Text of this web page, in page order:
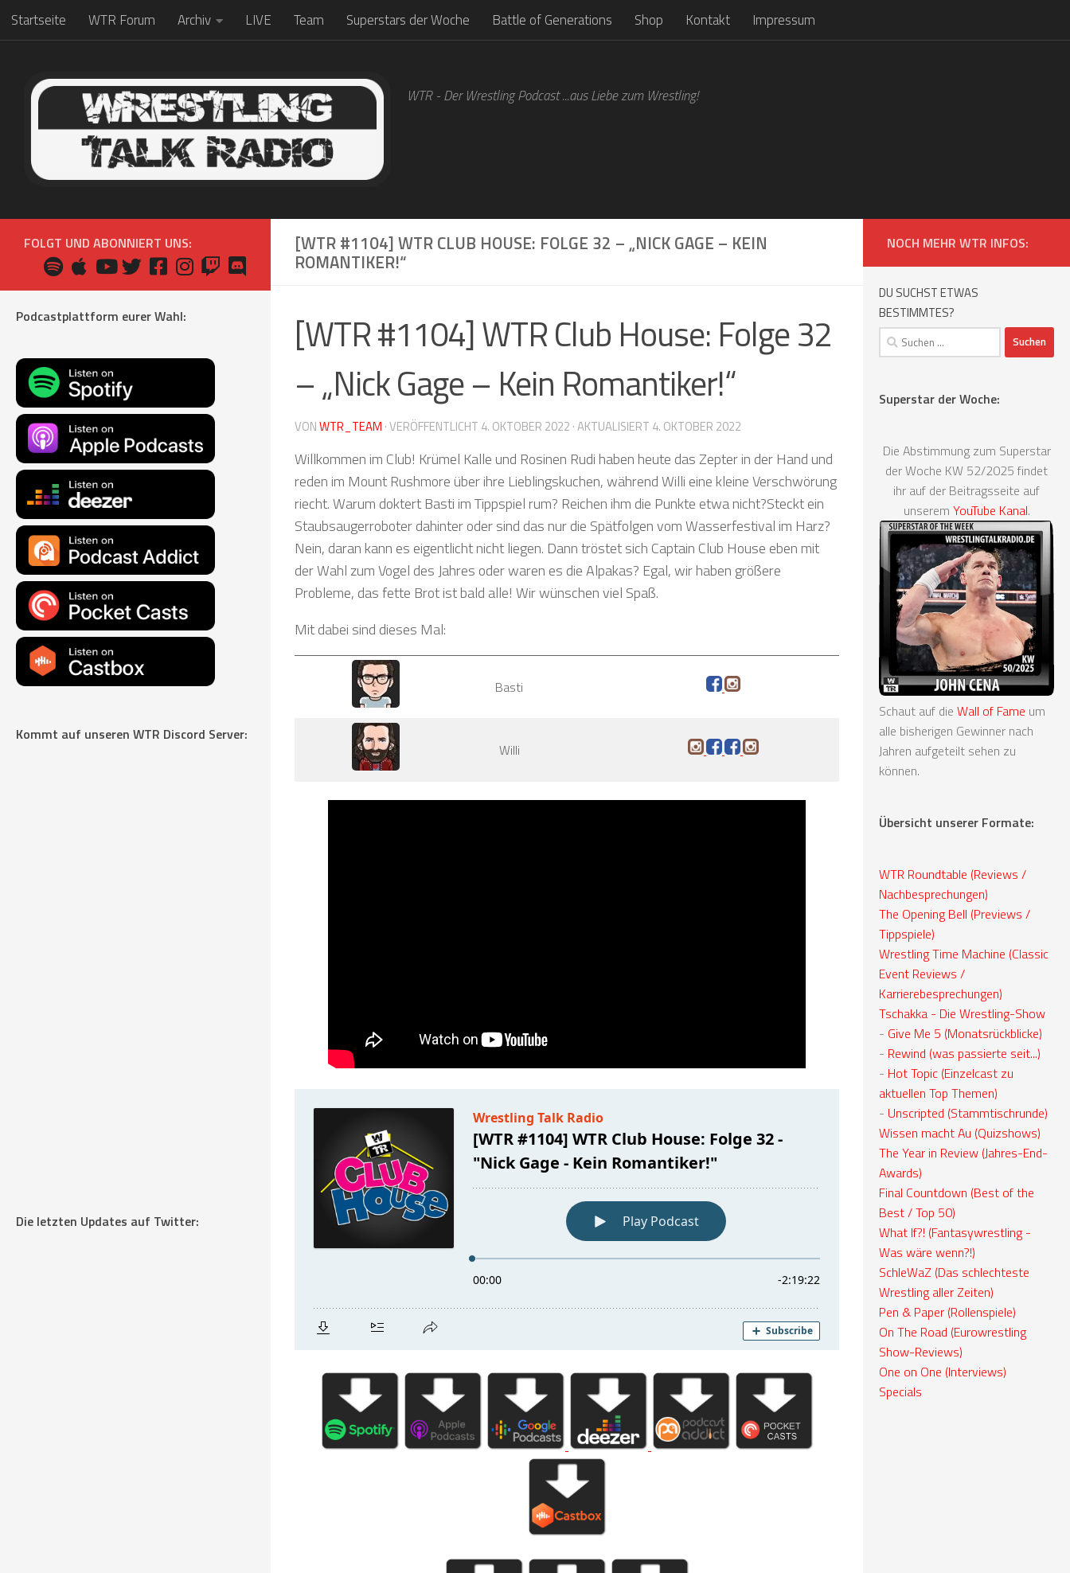
Zum Inhalt springen
Startseite WTR Forum Archiv LIVE Team Superstars der Woche Battle of Generations Shop Kontakt Impressum
WTR - Der Wrestling Podcast ...aus Liebe zum Wrestling!
[WTR #1104] WTR CLUB HOUSE: FOLGE 32 – „NICK GAGE – KEIN
ROMANTIKER!“
[WTR #1104] WTR Club House: Folge 32
– „Nick Gage – Kein Romantiker!“
VONWTR_TEAM · VERÖFFENTLICHT 4. OKTOBER 2022 · AKTUALISIERT 4. OKTOBER 2022
Willkommen im Club! Krümel Kalle und Rosinen Rudi haben heute das Zepter in der Hand und
reden im Mount Rushmore über ihre Lieblingskuchen, während Willi eine kleine Verschwörung
riecht. Warum doktert Basti im Tippspiel rum? Reichen ihm die Punkte etwa nicht?Steckt ein
Staubsaugerroboter dahinter oder sind das nur die Spätfolgen vom Wasserfestival im Harz?
Nein, daran kann es eigentlicht nicht liegen. Dann tröstet sich Captain Club House eben mit
der Wahl zum Vogel des Jahres oder waren es die Alpakas? Egal, wir haben größere
Probleme, das fette Brot ist bald alle! Wir wünschen viel Spaß.
Mit dabei sind dieses Mal:
Basti
Willi
FOLGT UND ABONNIERT UNS:
Podcastplattform eurer Wahl:
Kommt auf unseren WTR Discord Server:
Die letzten Updates auf Twitter:
NOCH MEHR WTR INFOS:
DU SUCHST ETWAS
BESTIMMTES?
Suchen
nach:
Superstar der Woche:
Die Abstimmung zum Superstar
der Woche KW 52/2025 findet
ihr auf der Beitragsseite auf
unserem YouTube Kanal.
Schaut auf die Wall of Fame um
alle bisherigen Gewinner nach
Jahren aufgeteilt sehen zu
können.
Übersicht unserer Formate:
WTR Roundtable (Reviews /
Nachbesprechungen)
The Opening Bell (Previews /
Tippspiele)
Wrestling Time Machine (Classic
Event Reviews /
Karrierebesprechungen)
Tschakka - Die Wrestling-Show
- Give Me 5 (Monatsrückblicke)
- Rewind (was passierte seit...)
- Hot Topic (Einzelcast zu
aktuellen Top Themen)
- Unscripted (Stammtischrunde)
Wissen macht Au (Quizshows)
The Year in Review (Jahres-End-
Awards)
Final Countdown (Best of the
Best / Top 50)
What If?! (Fantasywrestling -
Was wäre wenn?!)
SchleWaZ (Das schlechteste
Wrestling aller Zeiten)
Pen & Paper (Rollenspiele)
On The Road (Eurowrestling
Show-Reviews)
One on One (Interviews)
Specials